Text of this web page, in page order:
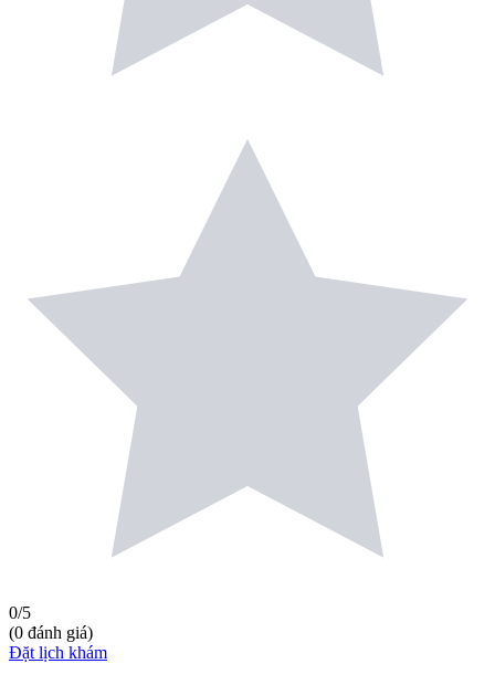
0/5
(0 đánh giá)
Đặt lịch khám